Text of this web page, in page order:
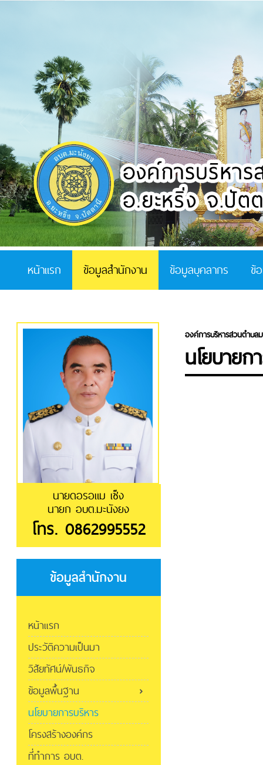
หน้าแรก ข้อมูลสำนักงาน ข้อมูลบุคลากร ข้
นายดอรอแม เซ็ง
นายก อบต.มะนังยง
โทร. 0862995552
ข้อมูลสำนักงาน
หน้าแรก
ประวัติความเป็นมา
วิสัยทัศน์/พันธกิจ
ข้อมูลพื้นฐาน
นโยบายการบริหาร
โครงสร้างองค์กร
ที่ทำการ อบต.
องค์การบริหารส่วนตำบล
นโยบายก